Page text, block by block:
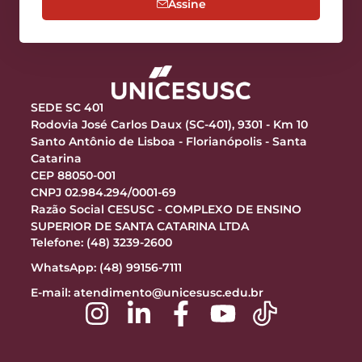
Assine
SEDE SC 401
Rodovia José Carlos Daux (SC-401), 9301 - Km 10
Santo Antônio de Lisboa - Florianópolis - Santa
Catarina
CEP 88050-001
CNPJ 02.984.294/0001-69
Razão Social CESUSC - COMPLEXO DE ENSINO
SUPERIOR DE SANTA CATARINA LTDA
Telefone: (48) 3239-2600
WhatsApp: (48) 99156-7111
E-mail: atendimento@unicesusc.edu.br